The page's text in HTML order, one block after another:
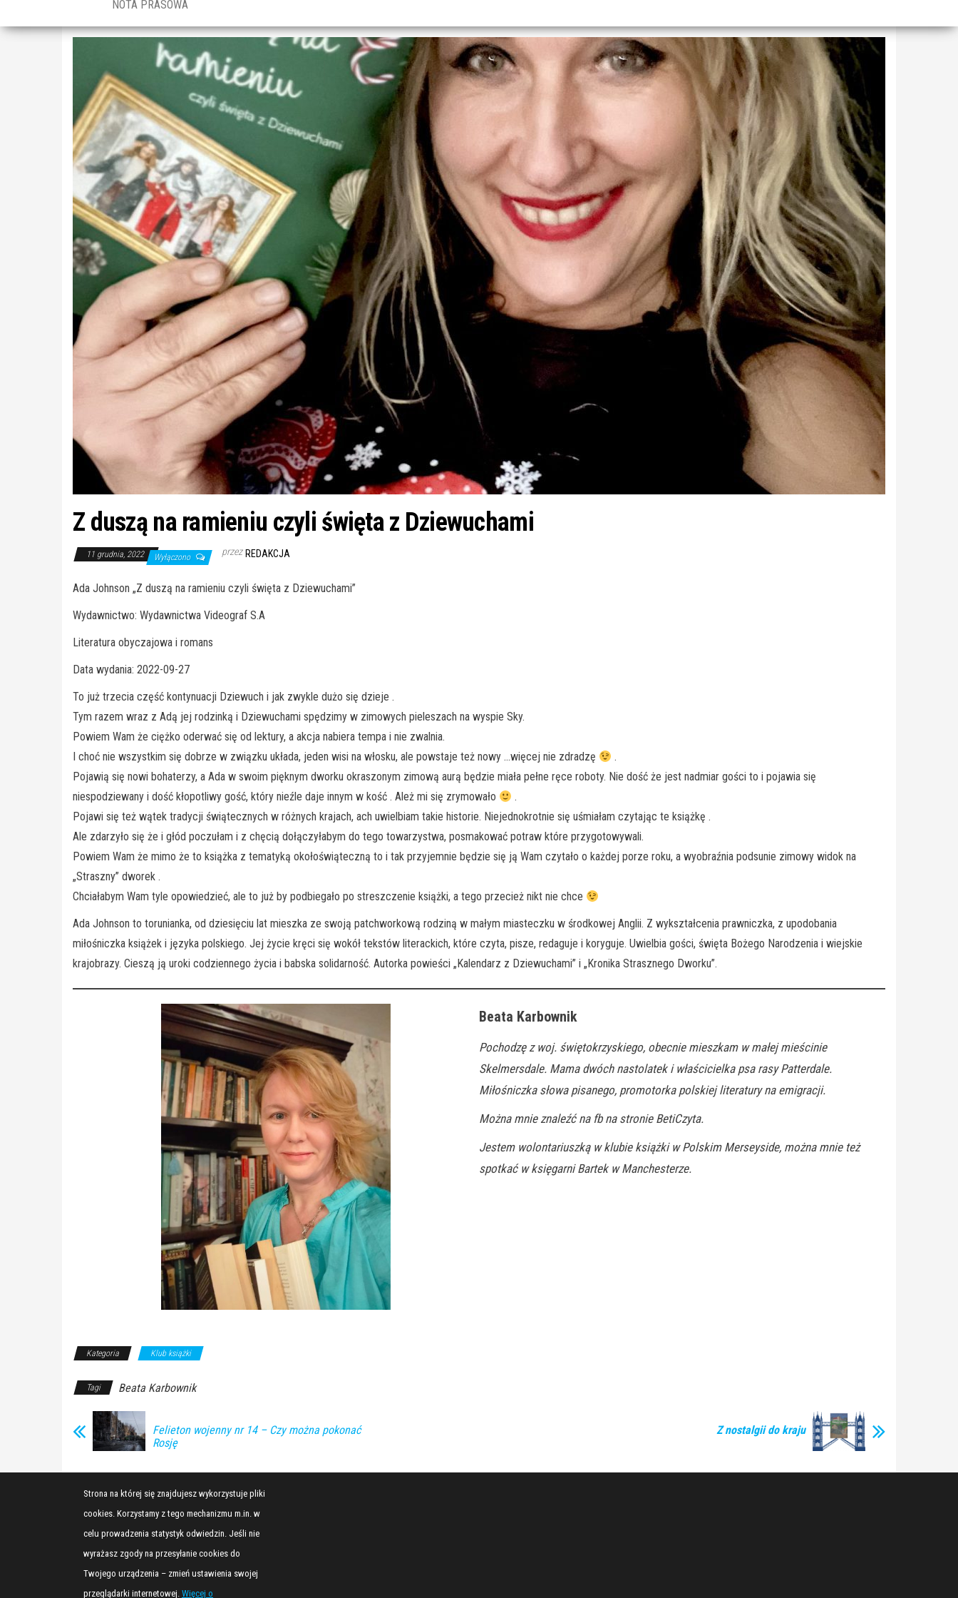
NOTA PRASOWA
Z duszą na ramieniu czyli święta z Dziewuchami
11 grudnia, 2022 Wyłączono przez REDAKCJA
Ada Johnson „Z duszą na ramieniu czyli święta z Dziewuchami”
Wydawnictwo: Wydawnictwa Videograf S.A
Literatura obyczajowa i romans
Data wydania: 2022-09-27
To już trzecia część kontynuacji Dziewuch i jak zwykle dużo się dzieje .
Tym razem wraz z Adą jej rodzinką i Dziewuchami spędzimy w zimowych pieleszach na wyspie Sky.
Powiem Wam że ciężko oderwać się od lektury, a akcja nabiera tempa i nie zwalnia.
I choć nie wszystkim się dobrze w związku układa, jeden wisi na włosku, ale powstaje też nowy …więcej nie zdradzę
.
Pojawią się nowi bohaterzy, a Ada w swoim pięknym dworku okraszonym zimową aurą będzie miała pełne ręce roboty. Nie dość że jest nadmiar gości to i pojawia się
niespodziewany i dość kłopotliwy gość, który nieźle daje innym w kość . Ależ mi się zrymowało
.
Pojawi się też wątek tradycji świątecznych w różnych krajach, ach uwielbiam takie historie. Niejednokrotnie się uśmiałam czytając te książkę .
Ale zdarzyło się że i głód poczułam i z chęcią dołączyłabym do tego towarzystwa, posmakować potraw które przygotowywali.
Powiem Wam że mimo że to książka z tematyką okołoświąteczną to i tak przyjemnie będzie się ją Wam czytało o każdej porze roku, a wyobraźnia podsunie zimowy widok na
„Straszny” dworek .
Chciałabym Wam tyle opowiedzieć, ale to już by podbiegało po streszczenie książki, a tego przecież nikt nie chce
Ada Johnson to torunianka, od dziesięciu lat mieszka ze swoją patchworkową rodziną w małym miasteczku w środkowej Anglii. Z wykształcenia prawniczka, z upodobania
miłośniczka książek i języka polskiego. Jej życie kręci się wokół tekstów literackich, które czyta, pisze, redaguje i koryguje. Uwielbia gości, święta Bożego Narodzenia i wiejskie
krajobrazy. Cieszą ją uroki codziennego życia i babska solidarność. Autorka powieści „Kalendarz z Dziewuchami” i „Kronika Strasznego Dworku”.
Beata Karbownik
Pochodzę z woj. świętokrzyskiego, obecnie mieszkam w małej mieścinie
Skelmersdale. Mama dwóch nastolatek i właścicielka psa rasy Patterdale.
Miłośniczka słowa pisanego, promotorka polskiej literatury na emigracji.
Można mnie znaleźć na fb na stronie BetiCzyta.
Jestem wolontariuszką w klubie książki w Polskim Merseyside, można mnie też
spotkać w księgarni Bartek w Manchesterze.
Kategoria Klub książki
Tagi Beata Karbownik
Felieton wojenny nr 14 – Czy można pokonać
Rosję
Z nostalgii do kraju
Strona na której się znajdujesz wykorzystuje pliki
cookies. Korzystamy z tego mechanizmu m.in. w
celu prowadzenia statystyk odwiedzin. Jeśli nie
wyrażasz zgody na przesyłanie cookies do
Twojego urządzenia – zmień ustawienia swojej
przeglądarki internetowej. Więcej o